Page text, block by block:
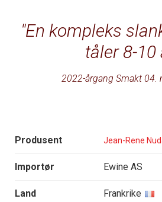
En kompleks
tåler 8-10
2022-årgang Smakt 04.
Produsent Jean-Rene
Importør Ewine AS
Land Frankrike